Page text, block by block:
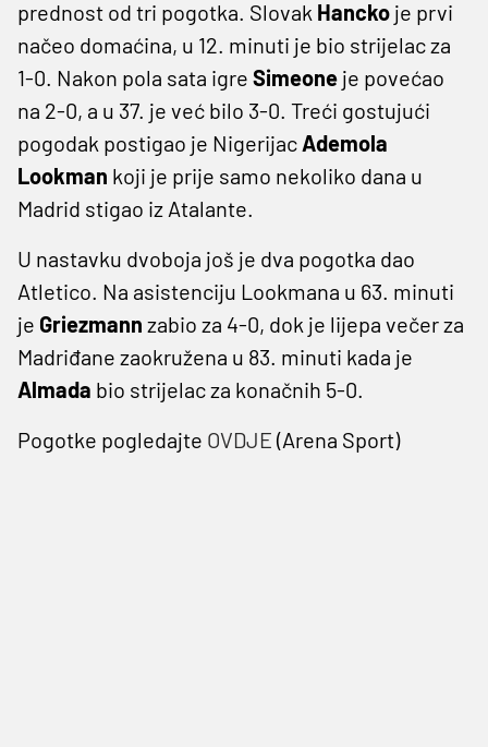
prednost od tri pogotka. Slovak Hancko je prvi
načeo domaćina, u 12. minuti je bio strijelac za
1-0. Nakon pola sata igre Simeone je povećao
na 2-0, a u 37. je već bilo 3-0. Treći gostujući
pogodak postigao je Nigerijac Ademola
Lookman koji je prije samo nekoliko dana u
Madrid stigao iz Atalante.
U nastavku dvoboja još je dva pogotka dao
Atletico. Na asistenciju Lookmana u 63. minuti
je Griezmann zabio za 4-0, dok je lijepa večer za
Madriđane zaokružena u 83. minuti kada je
Almada bio strijelac za konačnih 5-0.
Pogotke pogledajte OVDJE (Arena Sport)